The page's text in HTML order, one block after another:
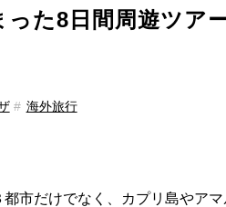
た8日間周遊ツア
海外旅行
市だけでなく、カプリ島やア